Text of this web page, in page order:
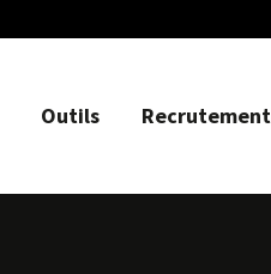
Outils Recrutement